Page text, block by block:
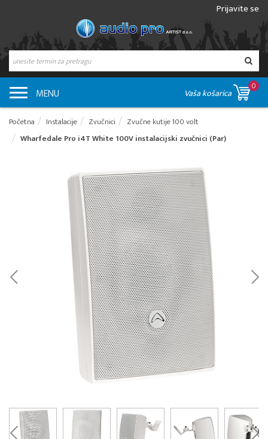
Prijavite se
MENU Vaša košarica
0
Početna Instalacije Zvučnici
Zvučne kutije 100 volt
Wharfedale Pro i4T White 100V instalacijski zvučnici (Par)